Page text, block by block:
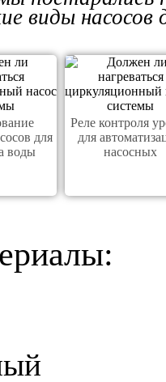
виды насосов
для
воды
Реле контроля
для
насосных